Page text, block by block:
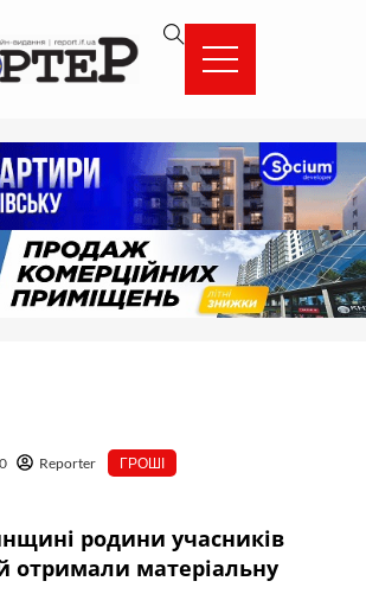
Reporter ГРОШІ
родини учасників
отримали матеріальну